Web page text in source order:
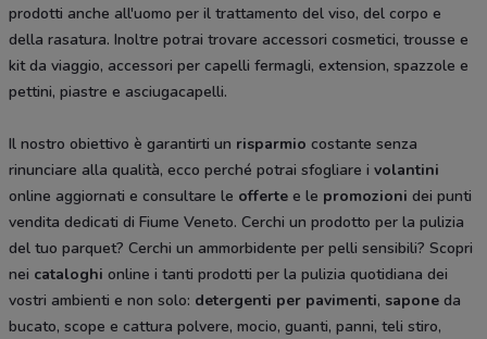
prodotti anche all'uomo per il trattamento del viso, del corpo e
della rasatura. Inoltre potrai trovare accessori cosmetici, trousse e
kit da viaggio, accessori per capelli fermagli, extension, spazzole e
pettini, piastre e asciugacapelli.
Il nostro obiettivo è garantirti un risparmio costante senza
rinunciare alla qualità, ecco perché potrai sfogliare i volantini
online aggiornati e consultare le offerte e le promozioni dei punti
vendita dedicati di Fiume Veneto. Cerchi un prodotto per la pulizia
del tuo parquet? Cerchi un ammorbidente per pelli sensibili? Scopri
nei cataloghi online i tanti prodotti per la pulizia quotidiana dei
vostri ambienti e non solo: detergenti per pavimenti, sapone da
bucato, scope e cattura polvere, mocio, guanti, panni, teli stiro,